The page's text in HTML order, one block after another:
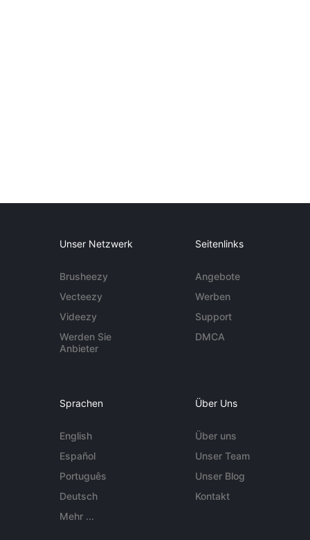
Unser Netzwerk
Brusheezy
Vecteezy
Videezy
Werden Sie
Anbieter
Seitenlinks
Angebote
Werben
Support
DMCA
Sprachen
English
Español
Português
Deutsch
Mehr ...
Über Uns
Über uns
Unser Team
Unser Blog
Kontakt